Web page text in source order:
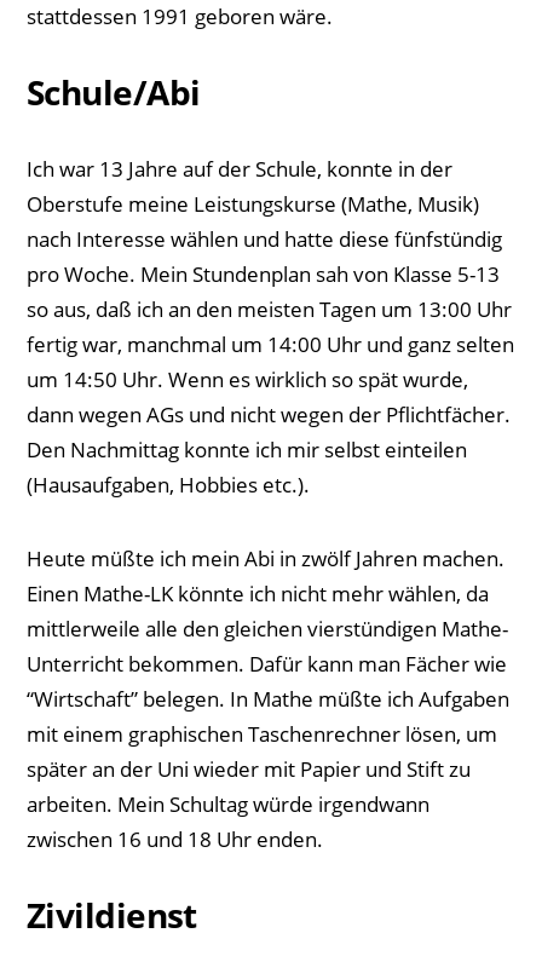
stattdessen 1991 geboren wäre.
Schule/Abi
Ich war 13 Jahre auf der Schule, konnte in der
Oberstufe meine Leistungskurse (Mathe, Musik)
nach Interesse wählen und hatte diese fünfstündig
pro Woche. Mein Stundenplan sah von Klasse 5-13
so aus, daß ich an den meisten Tagen um 13:00 Uhr
fertig war, manchmal um 14:00 Uhr und ganz selten
um 14:50 Uhr. Wenn es wirklich so spät wurde,
dann wegen AGs und nicht wegen der Pflichtfächer.
Den Nachmittag konnte ich mir selbst einteilen
(Hausaufgaben, Hobbies etc.).
Heute müßte ich mein Abi in zwölf Jahren machen.
Einen Mathe-LK könnte ich nicht mehr wählen, da
mittlerweile alle den gleichen vierstündigen Mathe-
Unterricht bekommen. Dafür kann man Fächer wie
“Wirtschaft” belegen. In Mathe müßte ich Aufgaben
mit einem graphischen Taschenrechner lösen, um
später an der Uni wieder mit Papier und Stift zu
arbeiten. Mein Schultag würde irgendwann
zwischen 16 und 18 Uhr enden.
Zivildienst